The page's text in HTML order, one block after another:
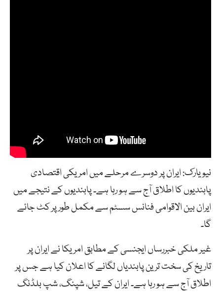
نیویارک: ایران پر دوسرے مرحلے میں امریکی اقتصادی
پابندیوں کا اطلاق آج سے ہو رہا ہے۔ پابندیوں کے نتیجے میں
ایران بین الاقوامی فنانس سسٹم سے مکمل طور پر کٹ جائے
گا۔
غیر ملکی خبررساں ایجنسی کے مطابق امریکا نے ایران پر
تاریخ کی سخت ترین پابندیاں لگانے کا اعلان کیا ہے جس پر
اطلاق آج سے ہو رہا ہے۔ ایران کے تیل، شپنگ، شپ بلڈنگ